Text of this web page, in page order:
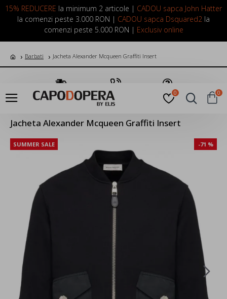
15% REDUCERE la minimum 2 articole | CADOU sapca John Hatter
la comenzi peste 3.000 RON | CADOU sapca Dsquared2 la
comenzi peste 5.000 RON | Exclusiv online
LOGIN INREGISTRARE
0 0
Barbati Jacheta Alexander Mcqueen Graffiti Insert
Transport Gratuit Suna Acum Pune o Intrebare
Jacheta Alexander Mcqueen Graffiti Insert
SUMMER SALE -71 %